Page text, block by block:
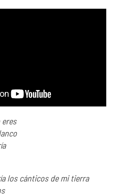
los cánticos de mi tierra